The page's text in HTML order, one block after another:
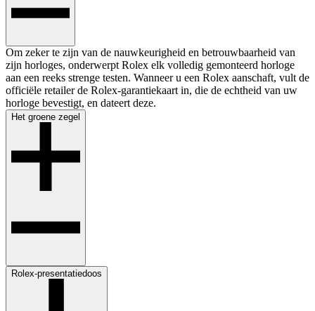
Om zeker te zijn van de nauwkeurigheid en betrouwbaarheid van
zijn horloges, onderwerpt Rolex elk volledig gemonteerd horloge
aan een reeks strenge testen. Wanneer u een Rolex aanschaft, vult de
officiële retailer de Rolex-garantiekaart in, die de echtheid van uw
horloge bevestigt, en dateert deze.
Het groene ­zegel
Rolex-presentatiedoos